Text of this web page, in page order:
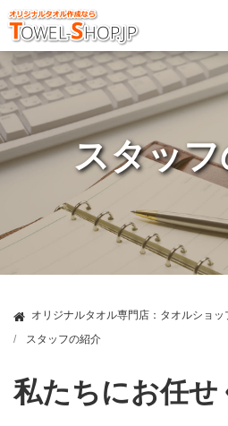
スタッ
オリジナルタオル専門店：タオルショッ
スタッフの紹介
私たちにお任せ